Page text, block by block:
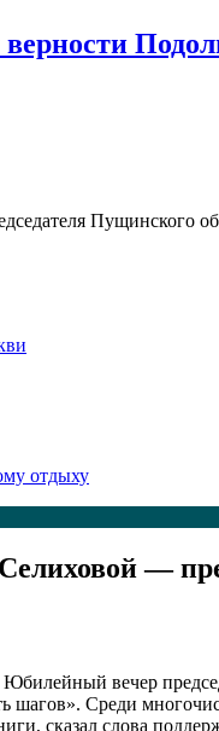
Пущинского
отдыху
—
вечер
шагов». Среди
сказал слова